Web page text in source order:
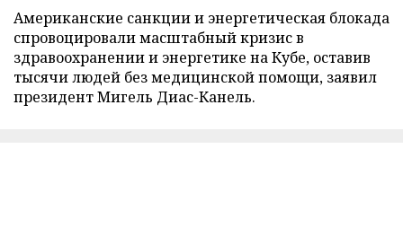
Американские санкции и энергетическая блокада
спровоцировали масштабный кризис в
здравоохранении и энергетике на Кубе, оставив
тысячи людей без медицинской помощи, заявил
президент Мигель Диас-Канель.